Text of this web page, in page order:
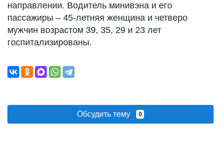
направлении. Водитель минивэна и его
пассажиры – 45-летняя женщина и четверо
мужчин возрастом 39, 35, 29 и 23 лет
госпитализированы.
Обсудить тему 0